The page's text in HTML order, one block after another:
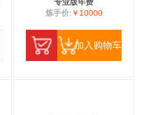
专业版年费
炼手价:￥10000
加入购物车